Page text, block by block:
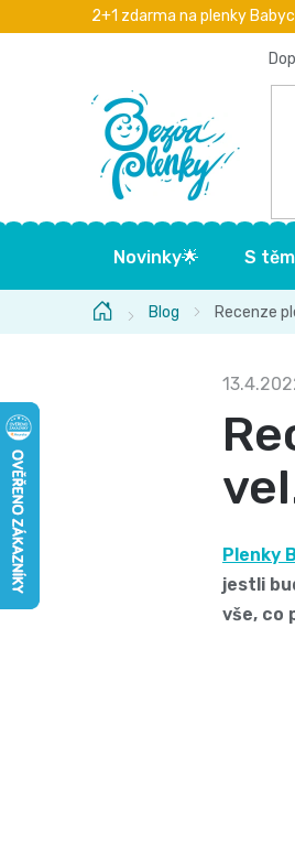
na
2+1 zdarma na plenky
Novinky🌟 S
DomůBlog Recenze
Plenky
jestli
vše, co